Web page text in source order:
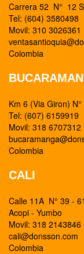
Carrera 52 N° 12
Tel: (604) 3580498
Movil: 310 3026361
Colombia
Km 6 (Via Giron)
Tel: (607) 6159919
Movil: 318 6707312
Colombia
CALI
Calle 11A N° 39 - 61
Acopi - Yumbo
Movil: 318 2143846
cali@donsson.com
Colombia